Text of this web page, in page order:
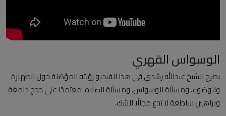
Arabic
الوسواس القهري
يطرح الشيخ عبدالله رشدي في هذا الفيديو رؤيته المؤصّلة حول الطهارة
والوضوء، ومسألة الوسواس، ومسألة الصلاه، معتمدًا على حجج دامغة
وبراهين ساطعة لا تدع مجالًا للشك.